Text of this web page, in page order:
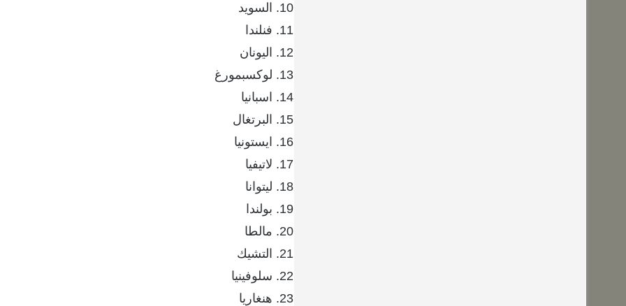
السويد
فنلندا
اليونان
لوكسبمورغ
اسبانيا
البرتغال
ايستونيا
لاتيفيا
ليتوانا
بولندا
مالطا
التشيك
سلوفينيا
هنغاريا